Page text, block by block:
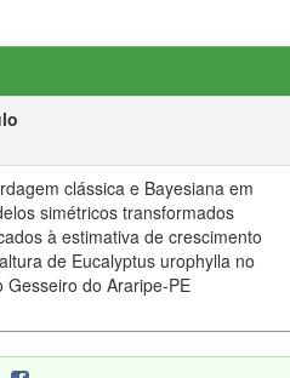
clássica e Bayesiana em
simétricos transformados
à estimativa de crescimento
de Eucalyptus urophylla no
Gesseiro do Araripe-PE